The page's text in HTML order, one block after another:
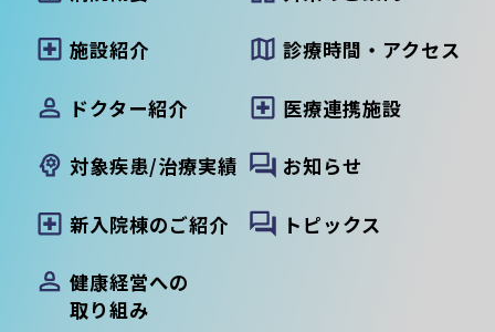
施設紹介
ドクター紹介
対象疾患/治療実績
新入院棟のご紹介
健康経営への
取り組み
診療時間・アクセス
医療連携施設
お知らせ
トピックス